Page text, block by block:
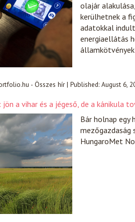
olajár
kerülhetnek a
adatokkal
energiaellátás
- Összes hír| Published: August 6,
jön a vihar és a jégeső, de a kánikula
Bár holnap egy
mezőgazdaság
HungaroMet